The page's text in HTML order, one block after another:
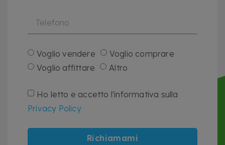
Voglio vendere
Voglio comprare
Voglio affittare
Altro
Ho letto e accetto l'informativa sulla
Privacy Policy
Richiamami